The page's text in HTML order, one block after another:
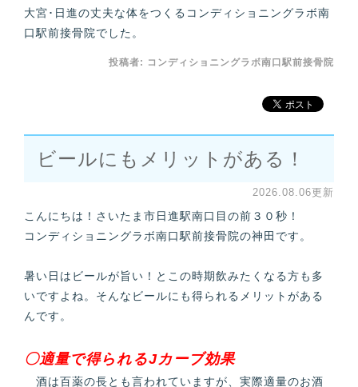
大宮･日進の丈夫な体をつくるコンディショニングラボ南
口駅前接骨院でした。
投稿者: コンディショニングラボ南口駅前接骨院
ビールにもメリットがある！
2026.08.06更新
こんにちは！さいたま市日進駅南口目の前３０秒！
コンディショニングラボ南口駅前接骨院の神田です。
暑い日はビールが旨い！とこの時期飲みたくなる方も多
いですよね。そんなビールにも得られるメリットがある
んです。
〇適量で得られるJカーブ効果
酒は百薬の長とも言われていますが、実際適量のお酒